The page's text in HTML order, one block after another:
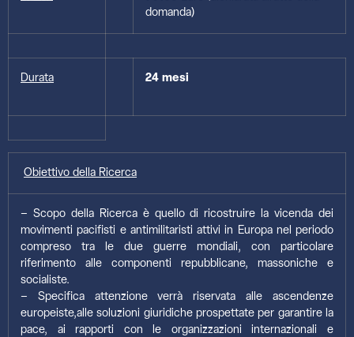
domanda)
Durata 24 mesi
Obiettivo della Ricerca
– Scopo della Ricerca è quello di ricostruire la vicenda dei
movimenti pacifisti e antimilitaristi attivi in Europa nel periodo
compreso tra le due guerre mondiali, con particolare
riferimento alle componenti repubblicane, massoniche e
socialiste.
– Specifica attenzione verrà riservata alle ascendenze
europeiste,alle soluzioni giuridiche prospettate per garantire la
pace, ai rapporti con le organizzazioni internazionali e